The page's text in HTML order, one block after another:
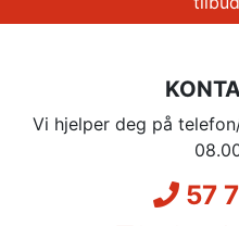
Vi hjelper deg på
57